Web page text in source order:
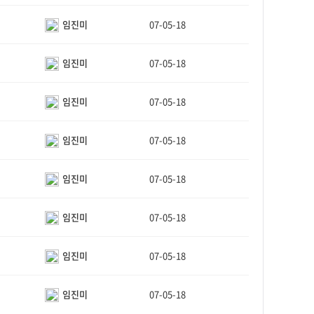
임진미 07-05-18
임진미 07-05-18
임진미 07-05-18
임진미 07-05-18
임진미 07-05-18
임진미 07-05-18
임진미 07-05-18
임진미 07-05-18